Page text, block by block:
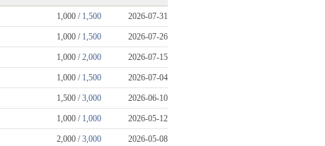
1,000 / 1,500 2026-07-31
1,000 / 1,500 2026-07-26
1,000 /2,000 2026-07-15
1,000 / 1,500 2026-07-04
1,500 /3,000 2026-06-10
1,000 / 1,000 2026-05-12
2,000 /3,000 2026-05-08